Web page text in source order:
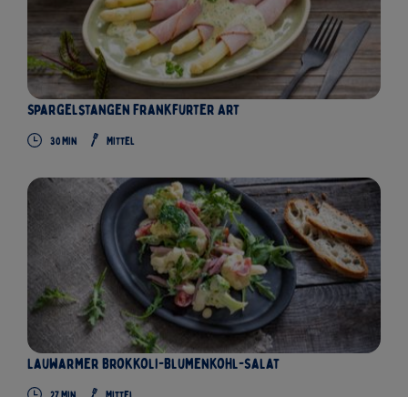
Spargelstangen Frankfurter Art
30Min Mittel
Lauwarmer Brokkoli-Blumenkohl-Salat